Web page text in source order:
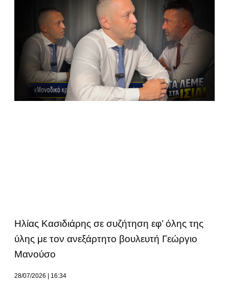
Ηλίας Κασιδιάρης σε συζήτηση εφ’ όλης της
ύλης με τον ανεξάρτητο βουλευτή Γεώργιο
Μανούσο
28/07/2026 16:34